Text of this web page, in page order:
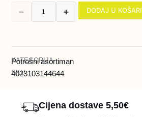
➖ ➕ DODAJ U
KATEGORIJA
Potrošni asortiman
SKU
4023103144644
Cijena dostave 5,50€